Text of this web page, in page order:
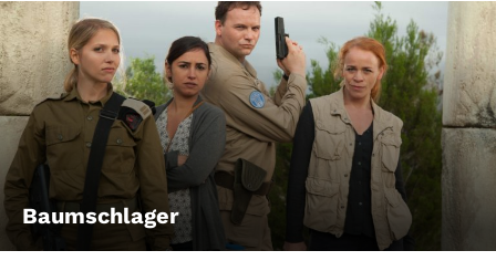
Baumschlager